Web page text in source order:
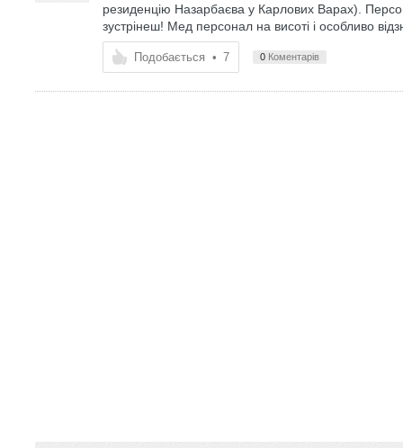
резиденцію Назарбаєва у Карлових Варах).
зустрінеш! Мед персонал на висоті і особливо
Подобається • 7 0Коментарів